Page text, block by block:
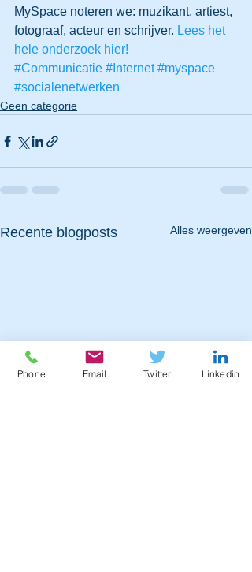
MySpace noteren we: muzikant, artiest,
fotograaf, acteur en schrijver. Lees het
hele onderzoek hier!
#Communicatie #Internet #myspace
#socialenetwerken
Geen categorie
Recente blogposts Alles weergeven
Phone Email Twitter Linkedin